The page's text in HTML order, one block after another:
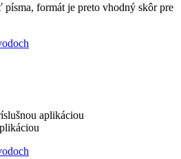
formát je preto vhodný skôr pre
aplikáciou